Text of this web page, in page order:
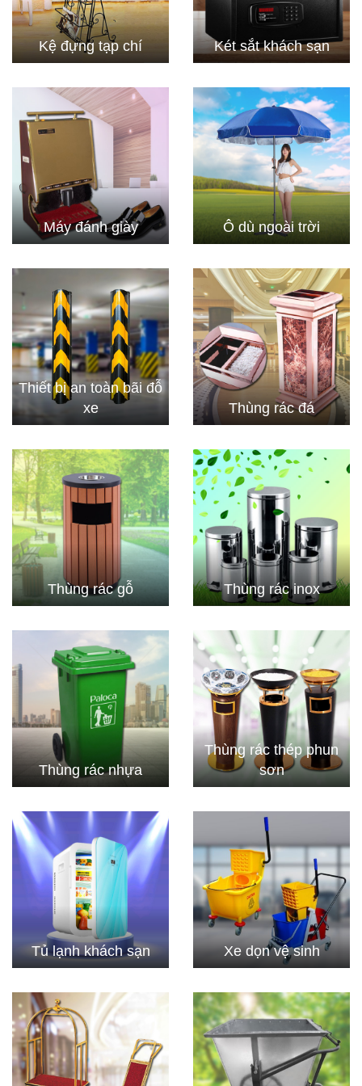
Kệ đựng tạp chí Két sắt khách sạn
Máy đánh giày Ô dù ngoài trời
Thiết bị an toàn bãi đỗ
xe
Thùng rác đá
Thùng rác gỗ Thùng rác inox
Thùng rác nhựa
Thùng rác thép phun
sơn
Tủ lạnh khách sạn Xe dọn vệ sinh